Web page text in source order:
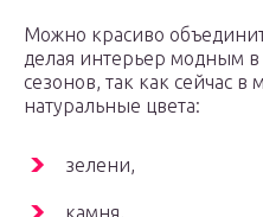
Можно красиво
делая интерьер модным в
сезонов, так как сейчас в
натуральные цвета:
зелени,
камня,